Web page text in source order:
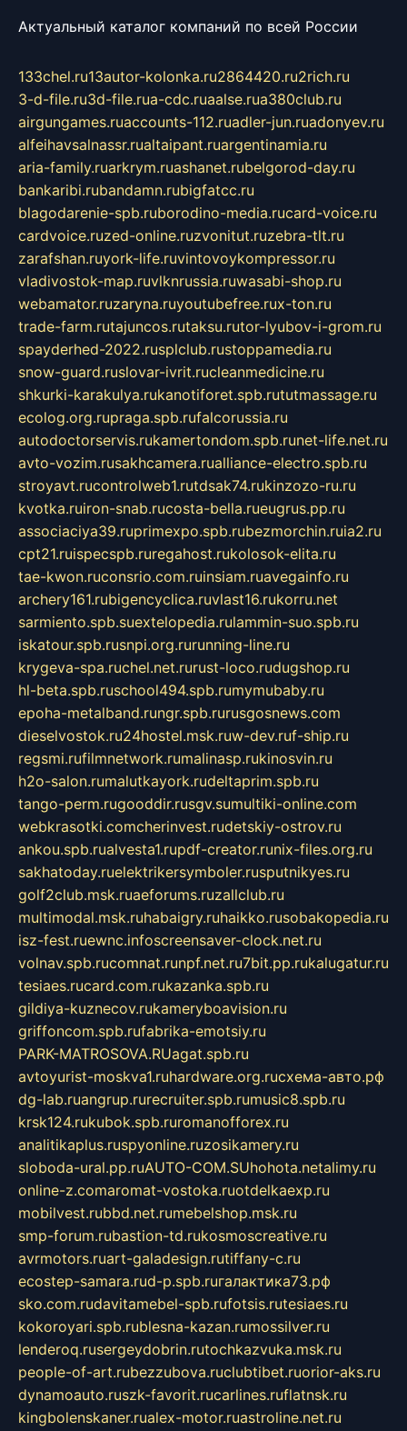
Актуальный каталог компаний по всей России
133chel.ru13autor-kolonka.ru2864420.ru2rich.ru
3-d-file.ru3d-file.rua-cdc.ruaalse.rua380club.ru
airgungames.ruaccounts-112.ruadler-jun.ruadonyev.ru
alfeihavsalnassr.rualtaipant.ruargentinamia.ru
aria-family.ruarkrym.ruashanet.rubelgorod-day.ru
bankaribi.rubandamn.rubigfatcc.ru
blagodarenie-spb.ruborodino-media.rucard-voice.ru
cardvoice.ruzed-online.ruzvonitut.ruzebra-tlt.ru
zarafshan.ruyork-life.ruvintovoykompressor.ru
vladivostok-map.ruvlknrussia.ruwasabi-shop.ru
webamator.ruzaryna.ruyoutubefree.rux-ton.ru
trade-farm.rutajuncos.rutaksu.rutor-lyubov-i-grom.ru
spayderhed-2022.rusplclub.rustoppamedia.ru
snow-guard.ruslovar-ivrit.rucleanmedicine.ru
shkurki-karakulya.rukanotiforet.spb.rututmassage.ru
ecolog.org.rupraga.spb.rufalcorussia.ru
autodoctorservis.rukamertondom.spb.runet-life.net.ru
avto-vozim.rusakhcamera.rualliance-electro.spb.ru
stroyavt.rucontrolweb1.rutdsak74.rukinzozo-ru.ru
kvotka.ruiron-snab.rucosta-bella.rueugrus.pp.ru
associaciya39.ruprimexpo.spb.rubezmorchin.ruia2.ru
cpt21.ruispecspb.ruregahost.rukolosok-elita.ru
tae-kwon.ruconsrio.com.ruinsiam.ruavegainfo.ru
archery161.rubigencyclica.ruvlast16.rukorru.net
sarmiento.spb.suextelopedia.rulammin-suo.spb.ru
iskatour.spb.rusnpi.org.rurunning-line.ru
krygeva-spa.ruchel.net.rurust-loco.rudugshop.ru
hl-beta.spb.ruschool494.spb.rumymubaby.ru
epoha-metalband.rungr.spb.rurusgosnews.com
dieselvostok.ru24hostel.msk.ruw-dev.ruf-ship.ru
regsmi.rufilmnetwork.rumalinasp.rukinosvin.ru
h2o-salon.rumalutkayork.rudeltaprim.spb.ru
tango-perm.rugooddir.rusgv.sumultiki-online.com
webkrasotki.comcherinvest.rudetskiy-ostrov.ru
ankou.spb.rualvesta1.rupdf-creator.runix-files.org.ru
sakhatoday.ruelektrikersymboler.rusputnikyes.ru
golf2club.msk.ruaeforums.ruzallclub.ru
multimodal.msk.ruhabaigry.ruhaikko.rusobakopedia.ru
isz-fest.ruewnc.infoscreensaver-clock.net.ru
volnav.spb.rucomnat.runpf.net.ru7bit.pp.rukalugatur.ru
tesiaes.rucard.com.rukazanka.spb.ru
gildiya-kuznecov.rukameryboavision.ru
griffoncom.spb.rufabrika-emotsiy.ru
PARK-MATROSOVA.RUagat.spb.ru
avtoyurist-moskva1.ruhardware.org.ruсхема-авто.рф
dg-lab.ruangrup.rurecruiter.spb.rumusic8.spb.ru
krsk124.rukubok.spb.ruromanofforex.ru
analitikaplus.ruspyonline.ruzosikamery.ru
sloboda-ural.pp.ruAUTO-COM.SUhohota.netalimy.ru
online-z.comaromat-vostoka.ruotdelkaexp.ru
mobilvest.rubbd.net.rumebelshop.msk.ru
smp-forum.rubastion-td.rukosmoscreative.ru
avrmotors.ruart-galadesign.rutiffany-c.ru
ecostep-samara.rud-p.spb.ruгалактика73.рф
sko.com.rudavitamebel-spb.rufotsis.rutesiaes.ru
kokoroyari.spb.rublesna-kazan.rumossilver.ru
lenderoq.rusergeydobrin.rutochkazvuka.msk.ru
people-of-art.rubezzubova.ruclubtibet.ruorior-aks.ru
dynamoauto.ruszk-favorit.rucarlines.ruflatnsk.ru
kingbolenskaner.rualex-motor.ruastroline.net.ru